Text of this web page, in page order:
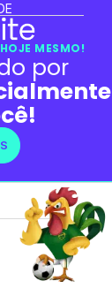
MESMO!
por